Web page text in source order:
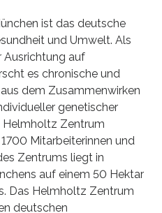
ist das deutsche
und Umwelt. Als
Ausrichtung auf
es chronische und
dem Zusammenwirken
genetischer
Helmholtz Zentrum
Mitarbeiterinnen und
Zentrums liegt in
auf einem 50 Hektar
Das Helmholtz Zentrum
deutschen